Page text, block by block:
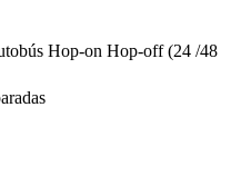
Hop-on Hop-off (24 /48